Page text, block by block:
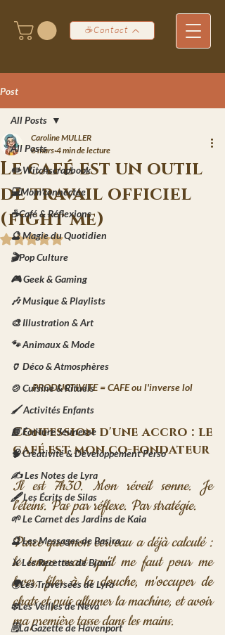
☕Contact
Post
All Posts
✏️ Witchscrapbook
💻Mom'connectée
☕Café & Réflexions
🔮 Magie du Quotidien
🎬Pop Culture
🎮 Geek & Gaming
🎶 Musique & Playlists
🎨 Illustration & Art
🐾 Animaux & Mode
🏺 Déco & Atmosphères
🍲 Cuisine & Rituels
🖌️ Activités Enfants
📘 Écriture Jeunesse
🧠 Créativité & Développement Perso
✍️ Les Notes de Lyra
🖋️ Les Écrits de Silas
🌱 Le Carnet des Jardins de Kaia
🔮 Les Messages de Basira
⚔️ Les Recettes de Bjorn
🌍Les Traversées de Lyra
❄️Les Veilles de Neva
🗒️La Gazette de Havenport
All Posts
Le café est un outil
de travail officiel
(fight me)
Caroline MULLER
6 mars 4 min de lecture
Noté NaN étoiles sur 5.
PRODUCTIVITE = CAFE ou l'inverse lol
Confession d'une accro : le
café est mon co-fondateur
Il est 7h30. Mon réveil sonne. Je
l'éteins. Pas par réflexe. Par stratégie.
Parce que mon cerveau a déjà calculé :
le temps exact qu'il me faut pour me
lever, filer à la douche, m'occuper de
chats et puis allumer la machine, et avoir
ma première tasse dans les mains.